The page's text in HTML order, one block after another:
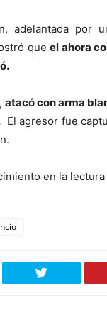
adelantada por
queel ahora
atacó con arma
El agresor fue
en la